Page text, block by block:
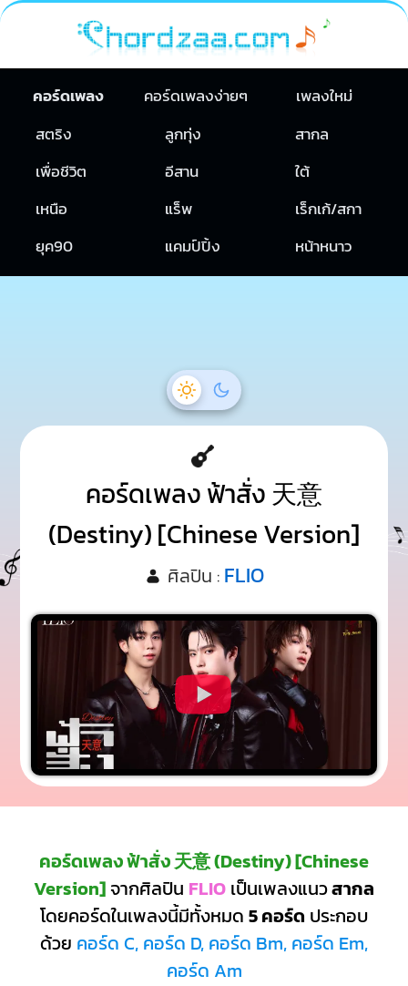
คอร์ดเพลง คอร์ดเพลงง่ายๆ
เพลงใหม่
สตริง
ลูกทุ่ง
สากล
เพื่อชีวิต
อีสาน
ใต้
เหนือ
แร็พ
เร็กเก้/สกา
ยุค90
แคมป์ปิ้ง หน้าหนาว
คอร์ดเพลง ฟ้าสั่ง 天意
(Destiny) [Chinese Version]
ศิลปิน : FLIO
คอร์ดเพลง ฟ้าสั่ง 天意 (Destiny) [Chinese
Version] จากศิลปิน FLIO เป็นเพลงแนวสากล
โดยคอร์ดในเพลงนี้มีทั้งหมด 5 คอร์ด ประกอบ
ด้วย คอร์ด C, คอร์ด D, คอร์ด Bm, คอร์ด Em,
คอร์ด Am